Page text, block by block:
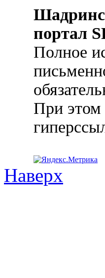
портал
Полное
При этом
Наверх